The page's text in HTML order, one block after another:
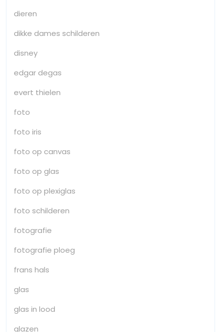
dieren
dikke dames schilderen
disney
edgar degas
evert thielen
foto
foto iris
foto op canvas
foto op glas
foto op plexiglas
foto schilderen
fotografie
fotografie ploeg
frans hals
glas
glas in lood
glazen